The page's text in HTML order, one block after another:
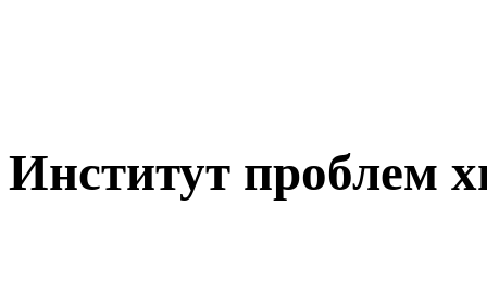
Институт проблем